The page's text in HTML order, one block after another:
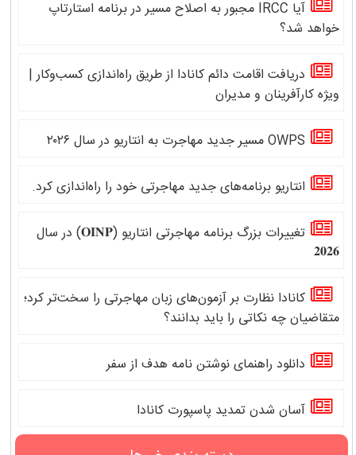
آیا IRCC مجبور به اصلاح مسیر در برنامه استارتاپ
خواهد شد؟
دریافت اقامت دائم کانادا از طریق راه‌اندازی کسب‌وکار |
ویژه کارآفرینان و مدیران
OWPS مسیر جدید مهاجرت به انتاریو در سال ۲۰۲۶
انتاریو برنامه‌های جدید مهاجرتی خود را راه‌اندازی کرد.
تغییرات بزرگ برنامه مهاجرتی انتاریو (𝐎𝐈𝐍𝐏) در سال
𝟐𝟎𝟐𝟔
کانادا نظارت بر آزمون‌های زبان مهاجرتی را سخت‌تر کرد؛
متقاضیان چه نکاتی را باید بدانند؟
دانلود راهنمای نوشتن نامه هدف از سفر
آسان شدن تمدید پاسپورت کانادا